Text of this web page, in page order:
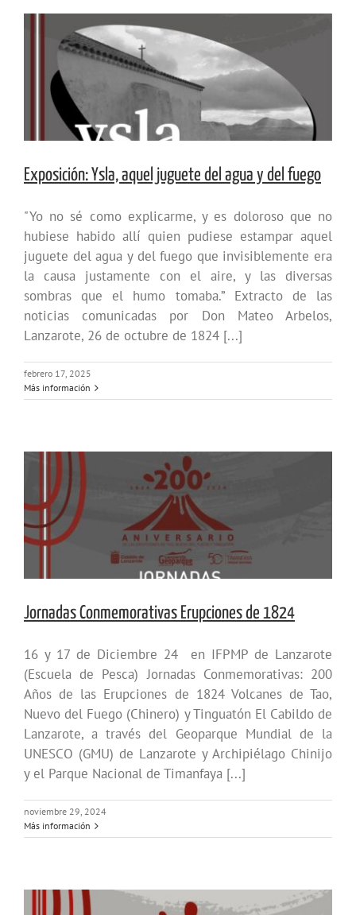
Exposición: Ysla, aquel juguete del agua y del fuego
"Yo no sé como explicarme, y es doloroso que no
hubiese habido allí quien pudiese estampar aquel
juguete del agua y del fuego que invisiblemente era
la causa justamente con el aire, y las diversas
sombras que el humo tomaba.” Extracto de las
noticias comunicadas por Don Mateo Arbelos,
Lanzarote, 26 de octubre de 1824 [...]
febrero 17, 2025
Más información
Jornadas Conmemorativas Erupciones de 1824
16 y 17 de Diciembre 24 en IFPMP de Lanzarote
(Escuela de Pesca) Jornadas Conmemorativas: 200
Años de las Erupciones de 1824 Volcanes de Tao,
Nuevo del Fuego (Chinero) y Tinguatón El Cabildo de
Lanzarote, a través del Geoparque Mundial de la
UNESCO (GMU) de Lanzarote y Archipiélago Chinijo
y el Parque Nacional de Timanfaya [...]
noviembre 29, 2024
Más información